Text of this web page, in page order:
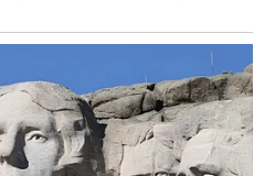
da je sve osećao s
ili poruku iz prošlosti.
da Rak nikada nije bio